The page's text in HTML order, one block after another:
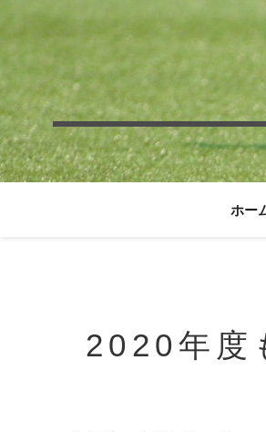
ホー
2020年度